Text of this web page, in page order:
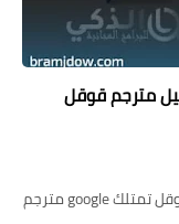
مترجم قوقل
ترجمة باستخدام الكاميرا جوجل مجانا ترجمة قوقل تمتلك google مترجم